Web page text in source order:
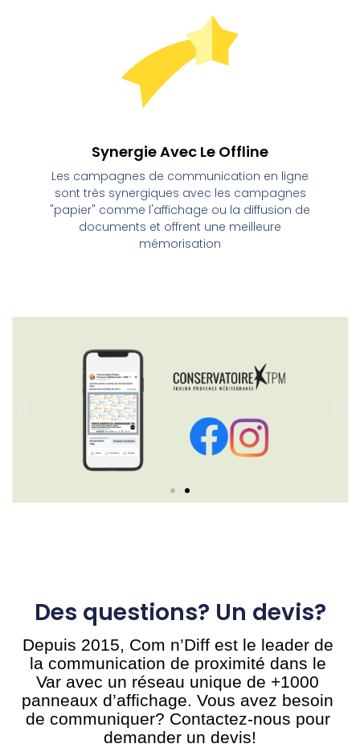
Synergie Avec Le Offline
Les campagnes de communication en ligne
sont très synergiques avec les campagnes
"papier" comme l'affichage ou la diffusion de
documents et offrent une meilleure
mémorisation
Des questions? Un devis?
Depuis 2015, Com n’Diff est le leader de
la communication de proximité dans le
Var avec un réseau unique de
panneaux d’affichage. Vous avez besoin
de communiquer? Contactez-nous pour
demander un devis!